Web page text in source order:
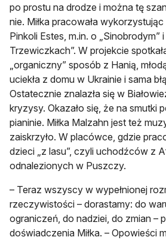
po prostu na drodze i można tę
nie. Miłka pracowała
Pinkoli Estes, m.in. o „Sinobrodym”
Trzewiczkach”. W projekcie
„organiczny” sposób z Hanią,
uciekła z domu w Ukrainie i sama
Ostatecznie znalazła się w
kryzysy. Okazało się, że na smutki
pianinie. Miłka Malzahn jest też
zaiskrzyło. W placówce, gdzie
dzieci „z lasu”, czyli uchodźców z
odnalezionych w Puszczy.
– Teraz wszyscy w wypełnionej
rzeczywistości – dorastamy: do
ograniczeń, do nadziei, do zmian –
doświadczenia Miłka. – Opowieści